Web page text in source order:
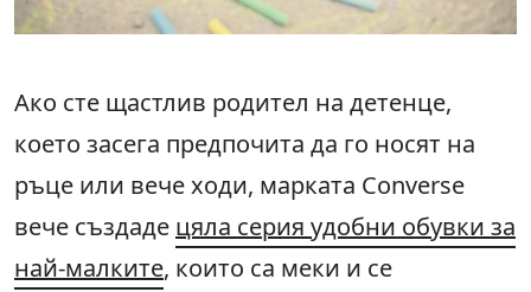
Ако сте щастлив родител на детенце,
което засега предпочита да го носят на
ръце или вече ходи, марката Converse
вече създаде цяла серия удобни обувки за
най-малките, които са меки и се